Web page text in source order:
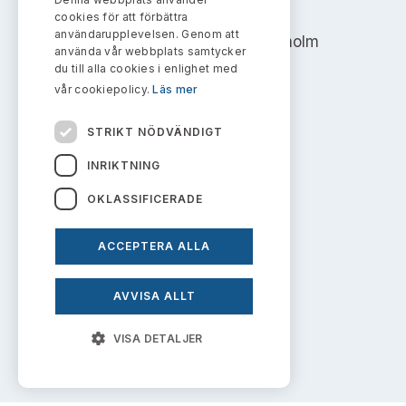
Ledamöter
Huvudmän
Publikationer och anföranden
Sök uttalanden
Avgifter
Prenumerera
Kontakt administrativa ärenden
AKTIEMARKNADSNÄMNDEN
Address: Box 7354, 103 90 Stockholm
info@aktiemarknadsnamnden.se
Om innehållet
Om webbplatsen
Personuppgiftspolicy
Prenumerera på uttalanden
cookies för att förbättra
användarupplevelsen. Genom att
använda vår webbplats samtycker
du till alla cookies i enlighet med
vår cookiepolicy.Läs mer
STRIKT NÖDVÄNDIGT
INRIKTNING
OKLASSIFICERADE
ACCEPTERA ALLA
AVVISA ALLT
VISA DETALJER